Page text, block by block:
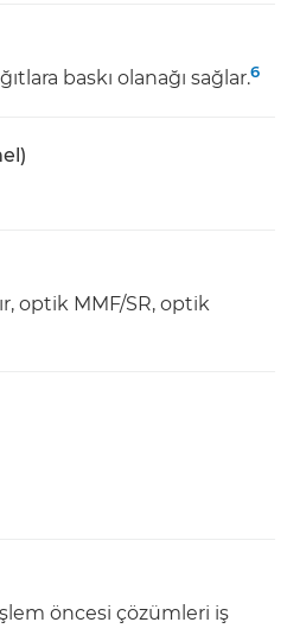
baskı olanağı sağlar.6
optik MMF/SR, optik
öncesi çözümleri iş